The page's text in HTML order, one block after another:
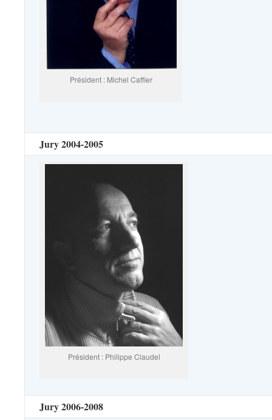
Président : Michel Caffier
Jury 2004-2005
Président : Philippe Claudel
Jury 2006-2008